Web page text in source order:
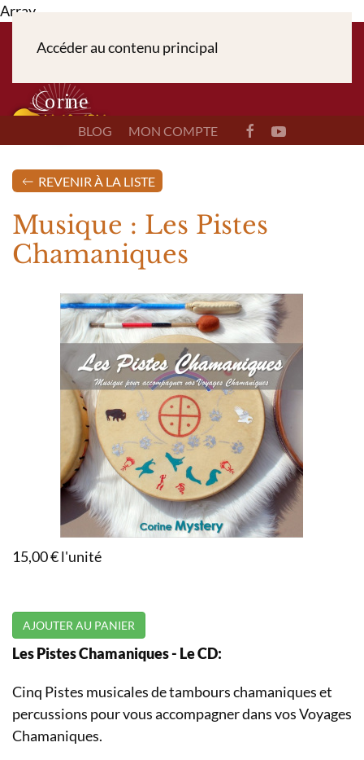
Array
Accéder au contenu principal
BLOG MON COMPTE
REVENIR À LA LISTE
Musique : Les Pistes
Chamaniques
15,00 €l'unité
AJOUTER AU PANIER
Les Pistes Chamaniques - Le CD:
Cinq Pistes musicales de tambours chamaniques et
percussions pour vous accompagner dans vos Voyages
Chamaniques.